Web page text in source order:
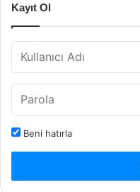
Kayıt Ol
Beni hatırla